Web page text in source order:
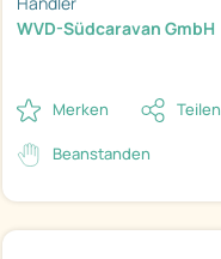
WVD-Südcaravan GmbH
Merken Teilen
Beanstanden